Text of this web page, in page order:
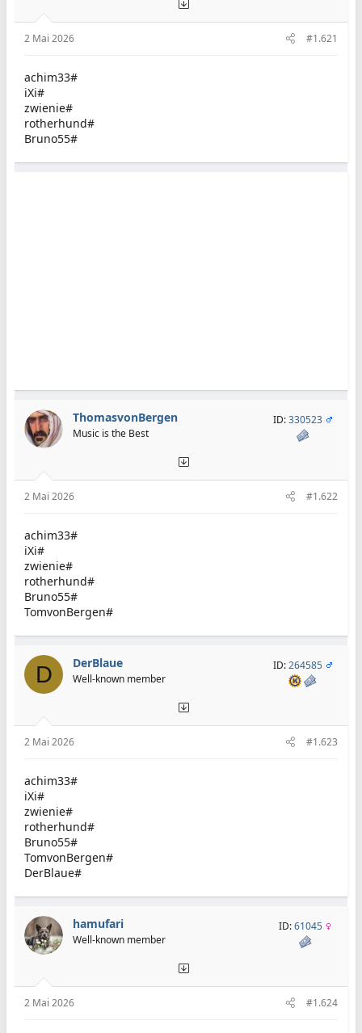
2 Mai 2026 #1.621
achim33#
iXi#
zwienie#
rotherhund#
Bruno55#
ThomasvonBergen
Music is the Best
ID:330523
2 Mai 2026 #1.622
achim33#
iXi#
zwienie#
rotherhund#
Bruno55#
TomvonBergen#
D DerBlaue
Well-known member
ID:264585
2 Mai 2026 #1.623
achim33#
iXi#
zwienie#
rotherhund#
Bruno55#
TomvonBergen#
DerBlaue#
hamufari
Well-known member
ID:61045
2 Mai 2026 #1.624